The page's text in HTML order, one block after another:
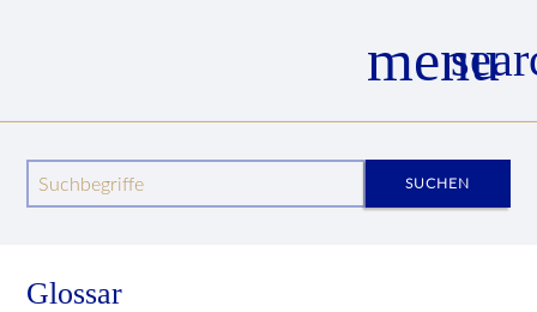
menu
Suchbegriffe SUCHEN
Wege zum Mittelalter
Wissenswertes
Glossar
Baufuge
Glossar